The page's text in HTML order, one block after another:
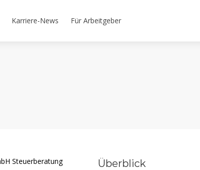
Karriere-News Für Arbeitgeber
Überblick